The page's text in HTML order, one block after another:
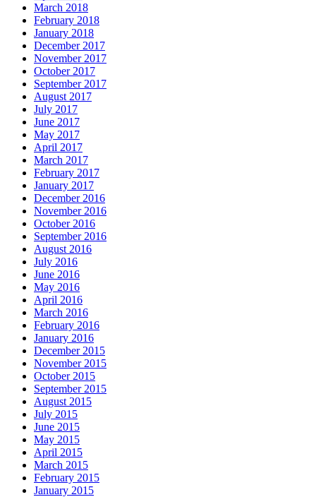
March 2018
February 2018
January 2018
December 2017
November 2017
October 2017
September 2017
August 2017
July 2017
June 2017
May 2017
April 2017
March 2017
February 2017
January 2017
December 2016
November 2016
October 2016
September 2016
August 2016
July 2016
June 2016
May 2016
April 2016
March 2016
February 2016
January 2016
December 2015
November 2015
October 2015
September 2015
August 2015
July 2015
June 2015
May 2015
April 2015
March 2015
February 2015
January 2015